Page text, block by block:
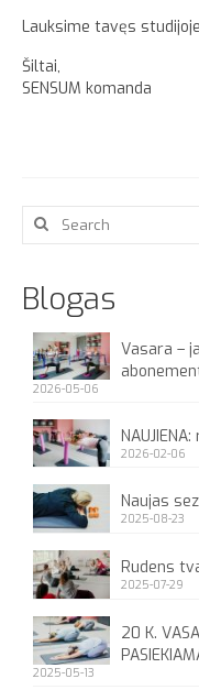
Lauksime tavęs
Šiltai,
SENSUM komanda
Search
for:
Blogas
Vasara –
2026-05-06
2026-02-06
Naujas
2025-08-23
Rudens
2025-07-29
20 K.
2025-05-13